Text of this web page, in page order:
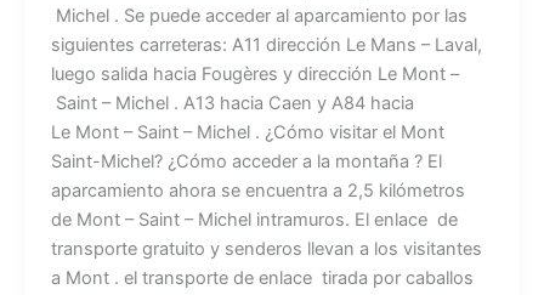
Michel . Se puede acceder al aparcamiento por las
siguientes carreteras: A11 dirección Le Mans – Laval,
luego salida hacia Fougères y dirección Le Mont –
Saint – Michel . A13 hacia Caen y A84 hacia
Le Mont – Saint – Michel . ¿Cómo visitar el Mont
Saint-Michel? ¿Cómo acceder a la montaña ? El
aparcamiento ahora se encuentra a 2,5 kilómetros
de Mont – Saint – Michel intramuros. El enlace de
transporte gratuito y senderos llevan a los visitantes
a Mont . el transporte de enlace tirada por caballos